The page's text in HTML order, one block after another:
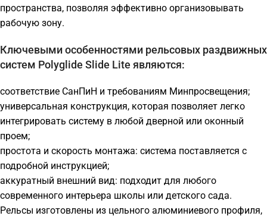
пространства, позволяя эффективно организовывать
рабочую зону.
Ключевыми особенностями рельсовых раздвижных
систем Polyglide Slide Lite являются:
соответствие СанПиН и требованиям Минпросвещения;
универсальная конструкция, которая позволяет легко
интегрировать систему в любой дверной или оконный
проем;
простота и скорость монтажа: система поставляется с
подробной инструкцией;
аккуратный внешний вид: подходит для любого
современного интерьера школы или детского сада.
Рельсы изготовлены из цельного алюминиевого профиля,